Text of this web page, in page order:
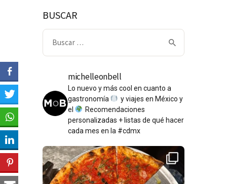
BUSCAR
Buscar:
michelleonbell
Lo nuevo y más cool en cuanto a
gastronomía
y viajes en México y
el
Recomendaciones
personalizadas + listas de qué hacer
cada mes en la #cdmx